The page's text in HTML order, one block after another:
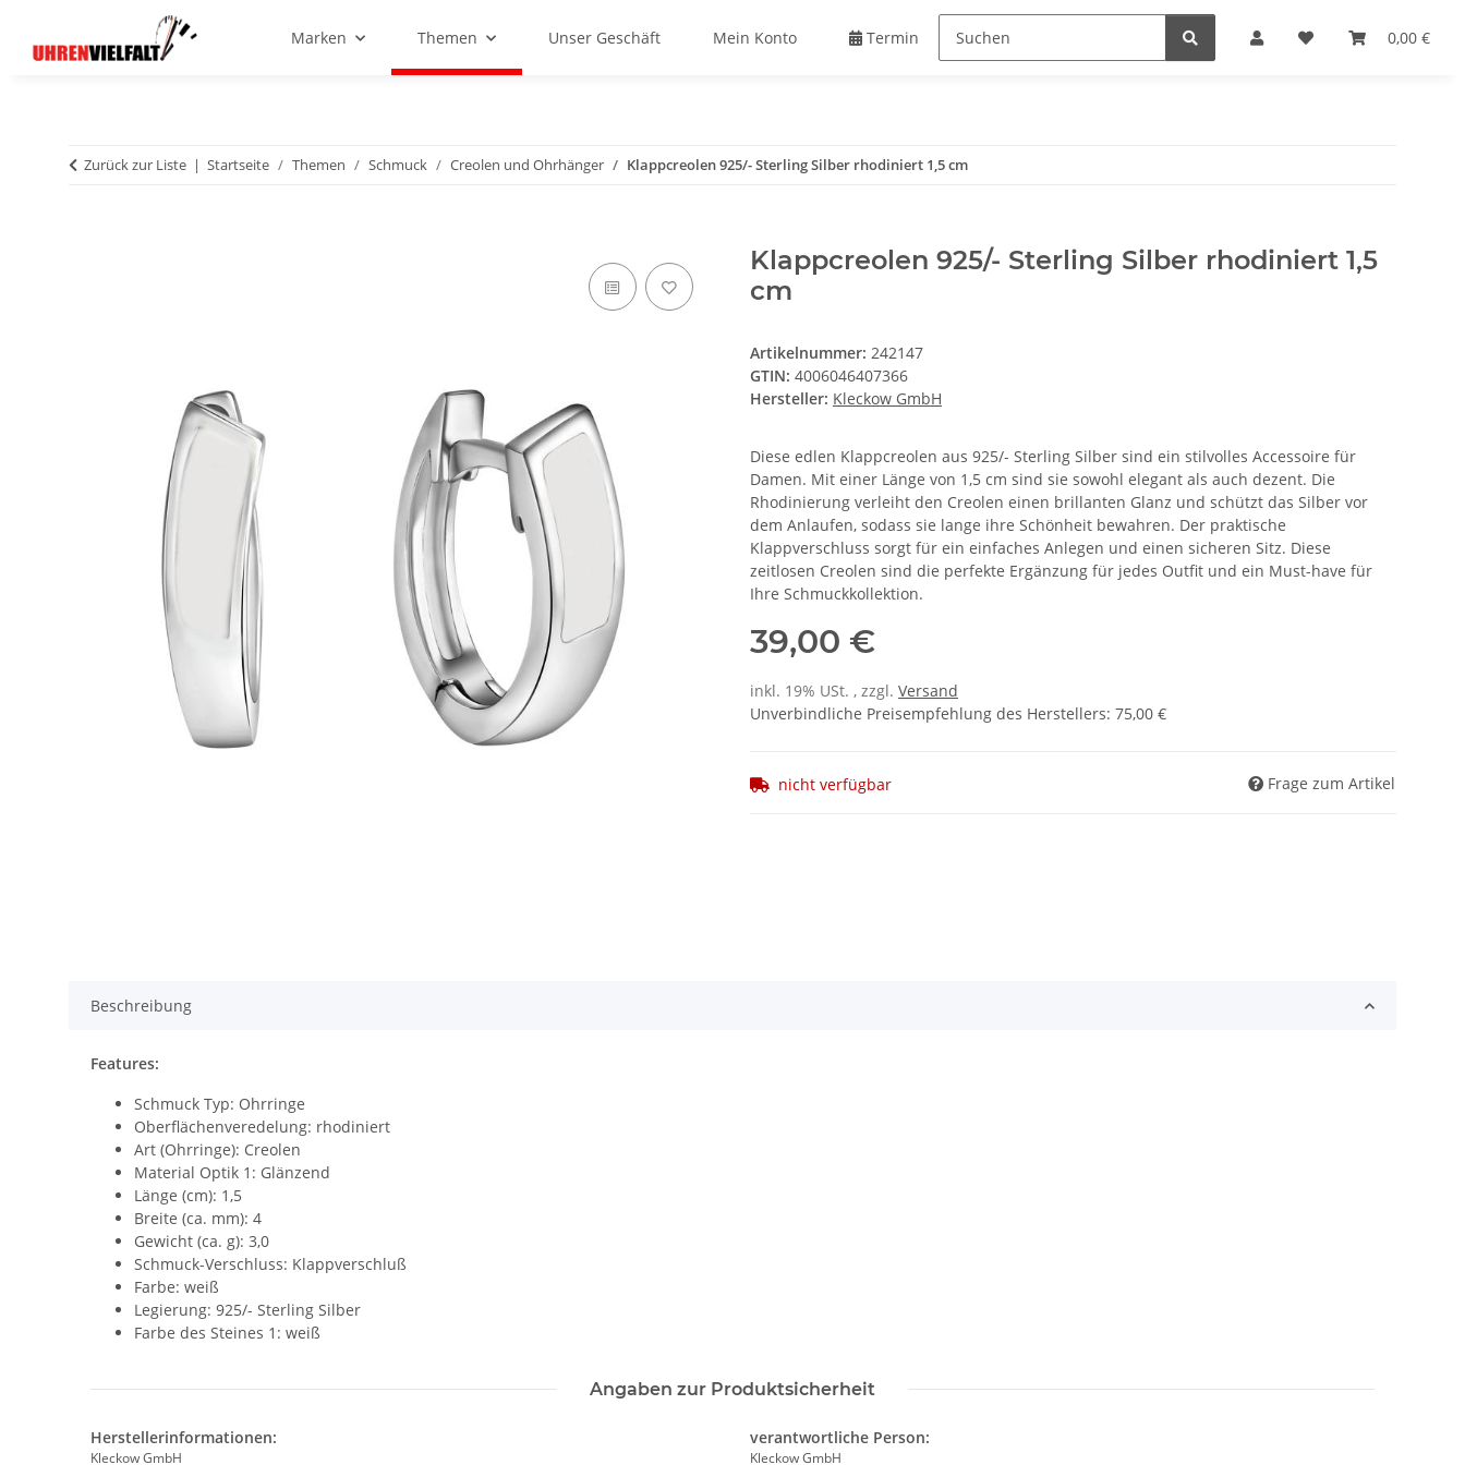
0,00 €
Marken Themen Unser Geschäft Mein Konto Termin buchen
Zurück zur Liste Startseite Themen Schmuck Creolen und Ohrhänger Klappcreolen 925/- Sterling Silber rhodiniert 1,5 cm
Klappcreolen 925/- Sterling Silber rhodiniert 1,5
cm
Artikelnummer: 242147
GTIN: 4006046407366
Hersteller: Kleckow GmbH
Diese edlen Klappcreolen aus 925/- Sterling Silber sind ein stilvolles Accessoire für
Damen. Mit einer Länge von 1,5 cm sind sie sowohl elegant als auch dezent. Die
Rhodinierung verleiht den Creolen einen brillanten Glanz und schützt das Silber vor
dem Anlaufen, sodass sie lange ihre Schönheit bewahren. Der praktische
Klappverschluss sorgt für ein einfaches Anlegen und einen sicheren Sitz. Diese
zeitlosen Creolen sind die perfekte Ergänzung für jedes Outfit und ein Must-have für
Ihre Schmuckkollektion.
39,00 €
inkl. 19% USt. , zzgl. Versand
Unverbindliche Preisempfehlung des Herstellers: 75,00 €
nicht verfügbar Frage zum Artikel
Beschreibung
Features:
Schmuck Typ: Ohrringe
Oberflächenveredelung: rhodiniert
Art (Ohrringe): Creolen
Material Optik 1: Glänzend
Länge (cm): 1,5
Breite (ca. mm): 4
Gewicht (ca. g): 3,0
Schmuck-Verschluss: Klappverschluß
Farbe: weiß
Legierung: 925/- Sterling Silber
Farbe des Steines 1: weiß
Angaben zur Produktsicherheit
Herstellerinformationen:
Kleckow GmbH
verantwortliche Person:
Kleckow GmbH